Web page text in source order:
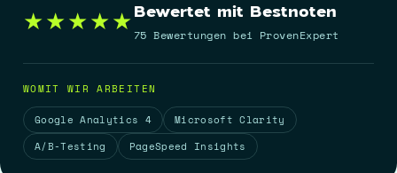
★★★★★ Bewertet mit Bestnoten
75 Bewertungen bei ProvenExpert
WOMIT WIR ARBEITEN
Google Analytics 4
Microsoft Clarity
A/B-Testing
PageSpeed Insights